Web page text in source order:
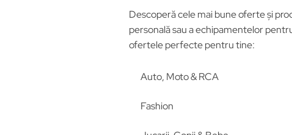
Descoperă cele mai bune oferte și
personală sau a echipamentelor
ofertele perfecte pentru tine:
Auto, Moto & RCA
Fashion